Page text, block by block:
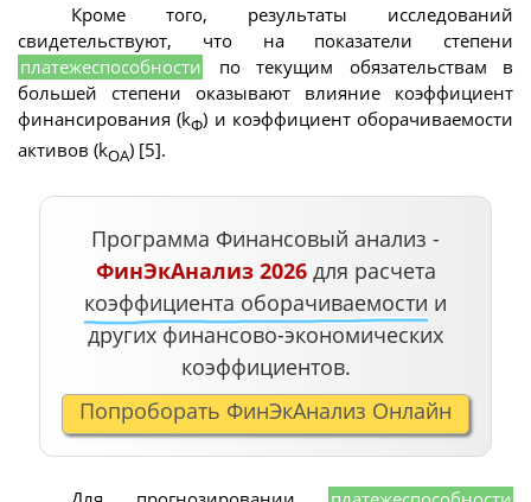
Кроме того, результаты исследований
свидетельствуют, что на показатели степени
платежеспособности по текущим обязательствам в
большей степени оказывают влияние коэффициент
финансирования (kФ) и коэффициент оборачиваемости
активов (kОА) [5].
Программа Финансовый анализ -
ФинЭкАнализ 2026для расчета
коэффициента оборачиваемости и
других финансово-экономических
коэффициентов.
Попроборать ФинЭкАнализ Онлайн